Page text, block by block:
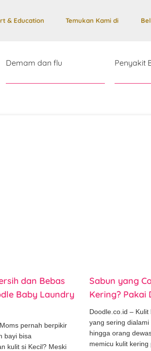
& Education Temukan Kami di
Demam dan flu Penyakit
dan Bebas
Baby Laundry
pernah berpikir
bayi bisa
kulit si Kecil? Meski
Sabun yang
Kering? Pakai
Doodle.co.id –
yang sering dialami
hingga orang
memicu kulit